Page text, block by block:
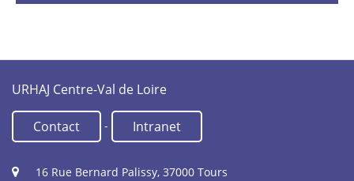
URHAJ Centre-Val de Loire
Contact - Intranet
16 Rue Bernard Palissy, 37000 Tours